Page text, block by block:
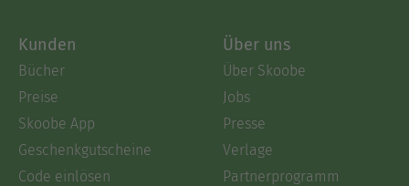
Kunden
Bücher
Preise
Skoobe App
Geschenkgutscheine
Code einlösen
Über uns
Über Skoobe
Jobs
Presse
Verlage
Partnerprogramm